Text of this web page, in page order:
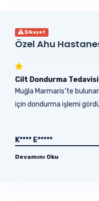
Şikayet
Özel Ahu
Cilt Dondurma
Muğla Marmaris’te
için dondurma işlemi
K**** E*****
Devamını Oku